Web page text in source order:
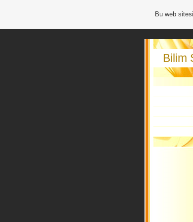
Bilim
Bu web sitesi